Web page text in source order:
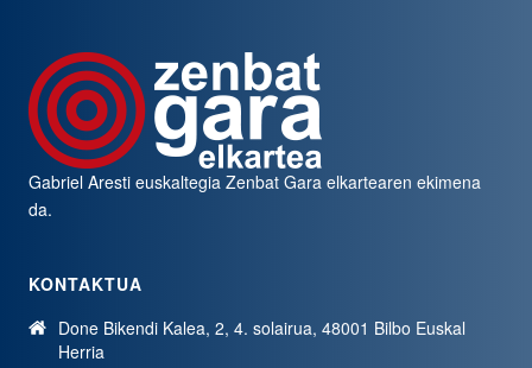
Gabriel Aresti euskaltegiaZenbat Gara elkartearen ekimena
da.
KONTAKTUA
Done Bikendi Kalea, 2, 4. solairua, 48001 Bilbo Euskal
Herria